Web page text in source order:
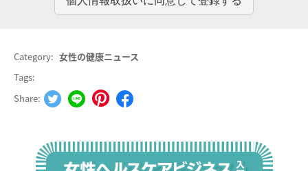
Category: 女性の健康ニュース
Tags:
Share: